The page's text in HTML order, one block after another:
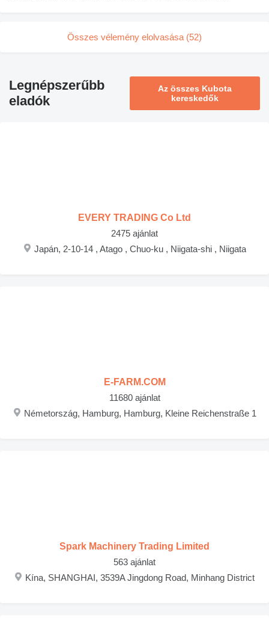
Összes vélemény elolvasása (52)
Legnépszerűbb
eladók
Az összes Kubota
kereskedők
EVERY TRADING Co Ltd
2475 ajánlat
Japán, 2-10-14 , Atago , Chuo-ku , Niigata-shi , Niigata
E-FARM.COM
11680 ajánlat
Németország, Hamburg, Hamburg, Kleine Reichenstraße 1
Spark Machinery Trading Limited
563 ajánlat
Kína, SHANGHAI, 3539A Jingdong Road, Minhang District